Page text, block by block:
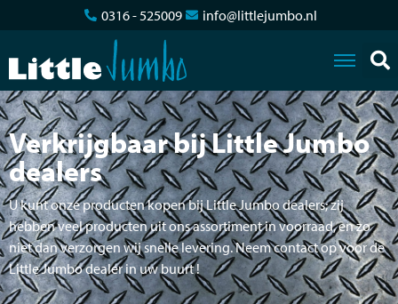
0316 - 525009 info@littlejumbo.nl
Verkrijgbaar bij Little Jumbo
dealers
U kunt onze producten kopen bij Little Jumbo dealers; zij
hebben veel producten uit ons assortiment in voorraad, en zo
niet dan verzorgen wij snelle levering. Neem contact op voor de
Little Jumbo dealer in uw buurt !